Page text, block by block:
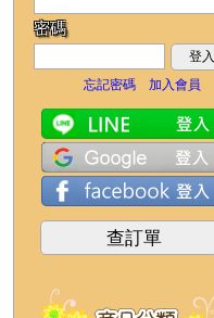
密碼
登入
忘記密碼
加入會員
查訂單